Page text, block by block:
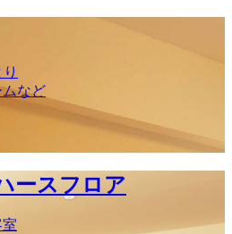
など
ースフロア